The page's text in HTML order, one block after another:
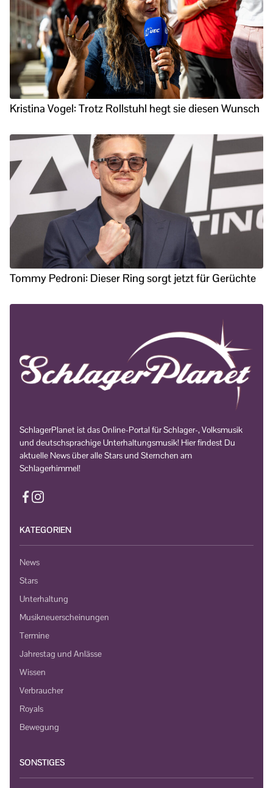
Kristina Vogel: Trotz Rollstuhl hegt sie diesen Wunsch
Tommy Pedroni: Dieser Ring sorgt jetzt für Gerüchte
SchlagerPlanet ist das Online-Portal für Schlager-, Volksmusik
und deutschsprachige Unterhaltungsmusik! Hier findest Du
aktuelle News über alle Stars und Sternchen am
Schlagerhimmel!
KATEGORIEN
News
Stars
Unterhaltung
Musikneuerscheinungen
Termine
Jahrestag und Anlässe
Wissen
Verbraucher
Royals
Bewegung
SONSTIGES